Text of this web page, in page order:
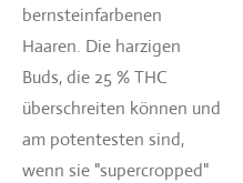
bernsteinfarbenen
Haaren. Die harzigen
Buds, die 25 % THC
überschreiten können und
am potentesten sind,
wenn sie "supercropped"